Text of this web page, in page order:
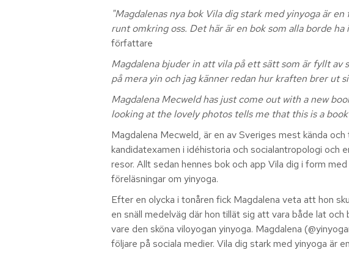
"Magdalenas nya bok Vila dig stark med yinyoga är
runt omkring oss. Det här är en bok som alla borde
författare
Magdalena bjuder in att vila på ett sätt som är fyllt av
på mera yin och jag känner redan hur kraften brer ut
Magdalena Mecweld has just come out with a new
looking at the lovely photos tells me that this is a
Magdalena Mecweld, är en av Sveriges mest kända
kandidatexamen i idéhistoria och socialantropologi och
resor. Allt sedan hennes bok och app Vila dig i form
föreläsningar om yinyoga.
Efter en olycka i tonåren fick Magdalena veta att hon
en snäll medelväg där hon tillät sig att vara både lat
vare den sköna viloyogan yinyoga. Magdalena
följare på sociala medier. Vila dig stark med yinyoga är